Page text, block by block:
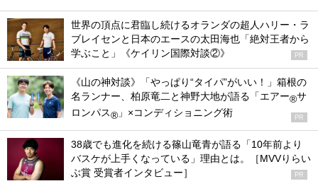
世界の頂点に君臨し続けるオランダの超人ハリー・ラ
ブレイセンと日本のエースの太田海也「絶対王者から
学ぶこと」《ケイリン国際対談②》
PR
《山の神対談》「やっぱり“タイパ”がいい！」箱根の
名ランナー、柏原竜二と神野大地が語る「エアー®サ
ロンパス® 」×コンディショニング術 PR
38歳でも進化を続ける篠山竜青が語る「10年前より
バスケが上手くなっている」理由とは。［MVVりらい
ぶ賞 受賞者インタビュー］
PR